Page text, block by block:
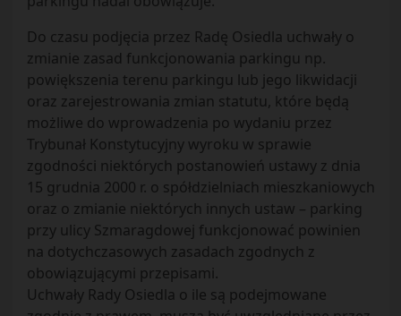
Do czasu podjęcia przez Radę Osiedla uchwały o
zmianie zasad funkcjonowania parkingu np.
powiększenia terenu parkingu lub jego likwidacji
oraz zarejestrowania zmian statutu, które będą
możliwe do wprowadzenia po wydaniu przez
Trybunał Konstytucyjny wyroku w sprawie
zgodności niektórych postanowień ustawy z dnia
15 grudnia 2000 r. o spółdzielniach mieszkaniowych
oraz o zmianie niektórych innych ustaw – parking
przy ulicy Szmaragdowej funkcjonować powinien
na dotychczasowych zasadach zgodnych z
obowiązującymi przepisami.
Uchwały Rady Osiedla o ile są podejmowane